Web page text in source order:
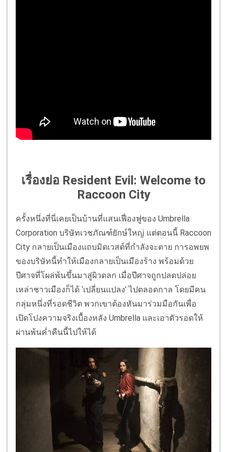
เรื่องย่อ Resident Evil: Welcome to
Raccoon City
ครั้งหนึ่งที่นี่เคยเป็นบ้านที่แสนเฟื่องฟูของ Umbrella
Corporation บริษัทเวชภัณฑ์ยักษ์ใหญ่ แต่ตอนนี้ Raccoon
City กลายเป็นเมืองแถบมิดเวสต์ที่กำลังจะตาย การอพยพ
ของบริษัทนี้ทำให้เมืองกลายเป็นเมืองร้าง พร้อมด้วย
ปีศาจที่โผล่พ้นขึ้นมาสู่ผิวดลก เมื่อปีศาจถูกปลดปล่อย
เหล่าชาวเมืองก็ได้ ‘เปลี่ยนแปลง’ ไปตลอดกาล โดยมีคน
กลุ่มหนึ่งที่รอดชีวิต พวกเขาต้องหันมาร่วมมือกันเพื่อ
เปิดโปงความจริงเบื้องหลัง Umbrella และเอาตัวรอดให้
ผ่านพ้นค่ำคืนนี้ไปให้ได้